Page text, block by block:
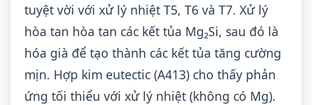
tuyệt vời với xử lý nhiệt T5, T6 và T7. Xử lý
hòa tan hòa tan các kết tủa Mg₂Si, sau đó là
hóa già để tạo thành các kết tủa tăng cường
mịn. Hợp kim eutectic (A413) cho thấy phản
ứng tối thiểu với xử lý nhiệt (không có Mg).